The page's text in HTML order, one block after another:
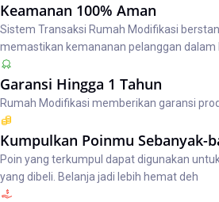
Keamanan 100% Aman
Sistem Transaksi Rumah Modifikasi
memastikan kemananan pelanggan dalam
Garansi Hingga 1 Tahun
Rumah Modifikasi memberikan garansi
Kumpulkan Poinmu Sebanyak-
Poin yang terkumpul dapat digunakan
yang dibeli. Belanja jadi lebih hemat deh